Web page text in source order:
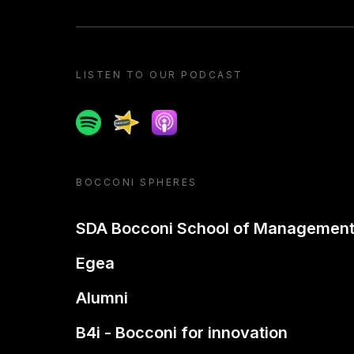
LISTEN TO OUR PODCAST
SpotifySpreakerApple podcast
BOCCONI SPHERES
SDA Bocconi School of Management
Egea
Alumni
B4i - Bocconi for innovation